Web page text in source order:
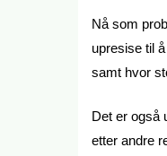
Nå som
upresise til
samt hvor
Det er også
etter andre